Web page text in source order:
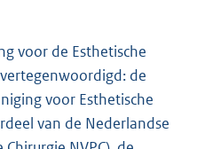
voor de Esthetische
vertegenwoordigd: de
voor Esthetische
van de Nederlandse